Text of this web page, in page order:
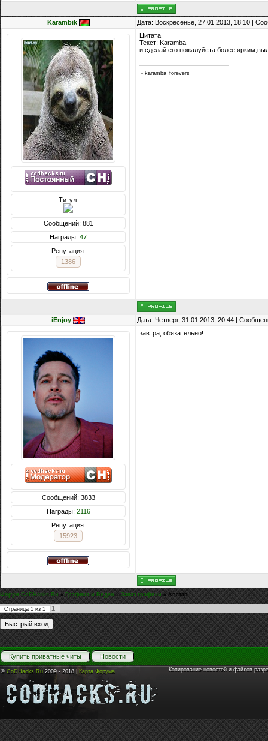
Karambik Дата: Воскресенье, 27.01.2013, 18:10 |
Титул:
Сообщений: 881
Награды: 47
Репутация:
1386
Цитата
Текст: Karamba
и сделай его пожалуйста более
- karamba_forevers
iEnjoy Дата: Четверг, 31.01.2013, 20:44 |
Сообщений: 3833
Награды: 2116
Репутация:
15923
завтра, обязательно!
Форум CoDHacks.Ru » Графика и Видео » Заказ графики » Аватар
Страница 1 из 1 1
Купить приватные читы Новости
© CoDHacks.Ru 2009 - 2018 | Карта Форума Копирование новостей и файлов